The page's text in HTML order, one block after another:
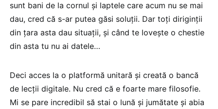
sunt bani de la cornul și laptele care acum nu se mai
dau, cred că s-ar putea găsi soluții. Dar toți diriginții
din țara asta dau situații, și când te lovește o chestie
din asta tu nu ai datele…
Deci acces la o platformă unitară și creată o bancă
de lecții digitale. Nu cred că e foarte mare filosofie.
Mi se pare incredibil să stai o lună și jumătate și abia